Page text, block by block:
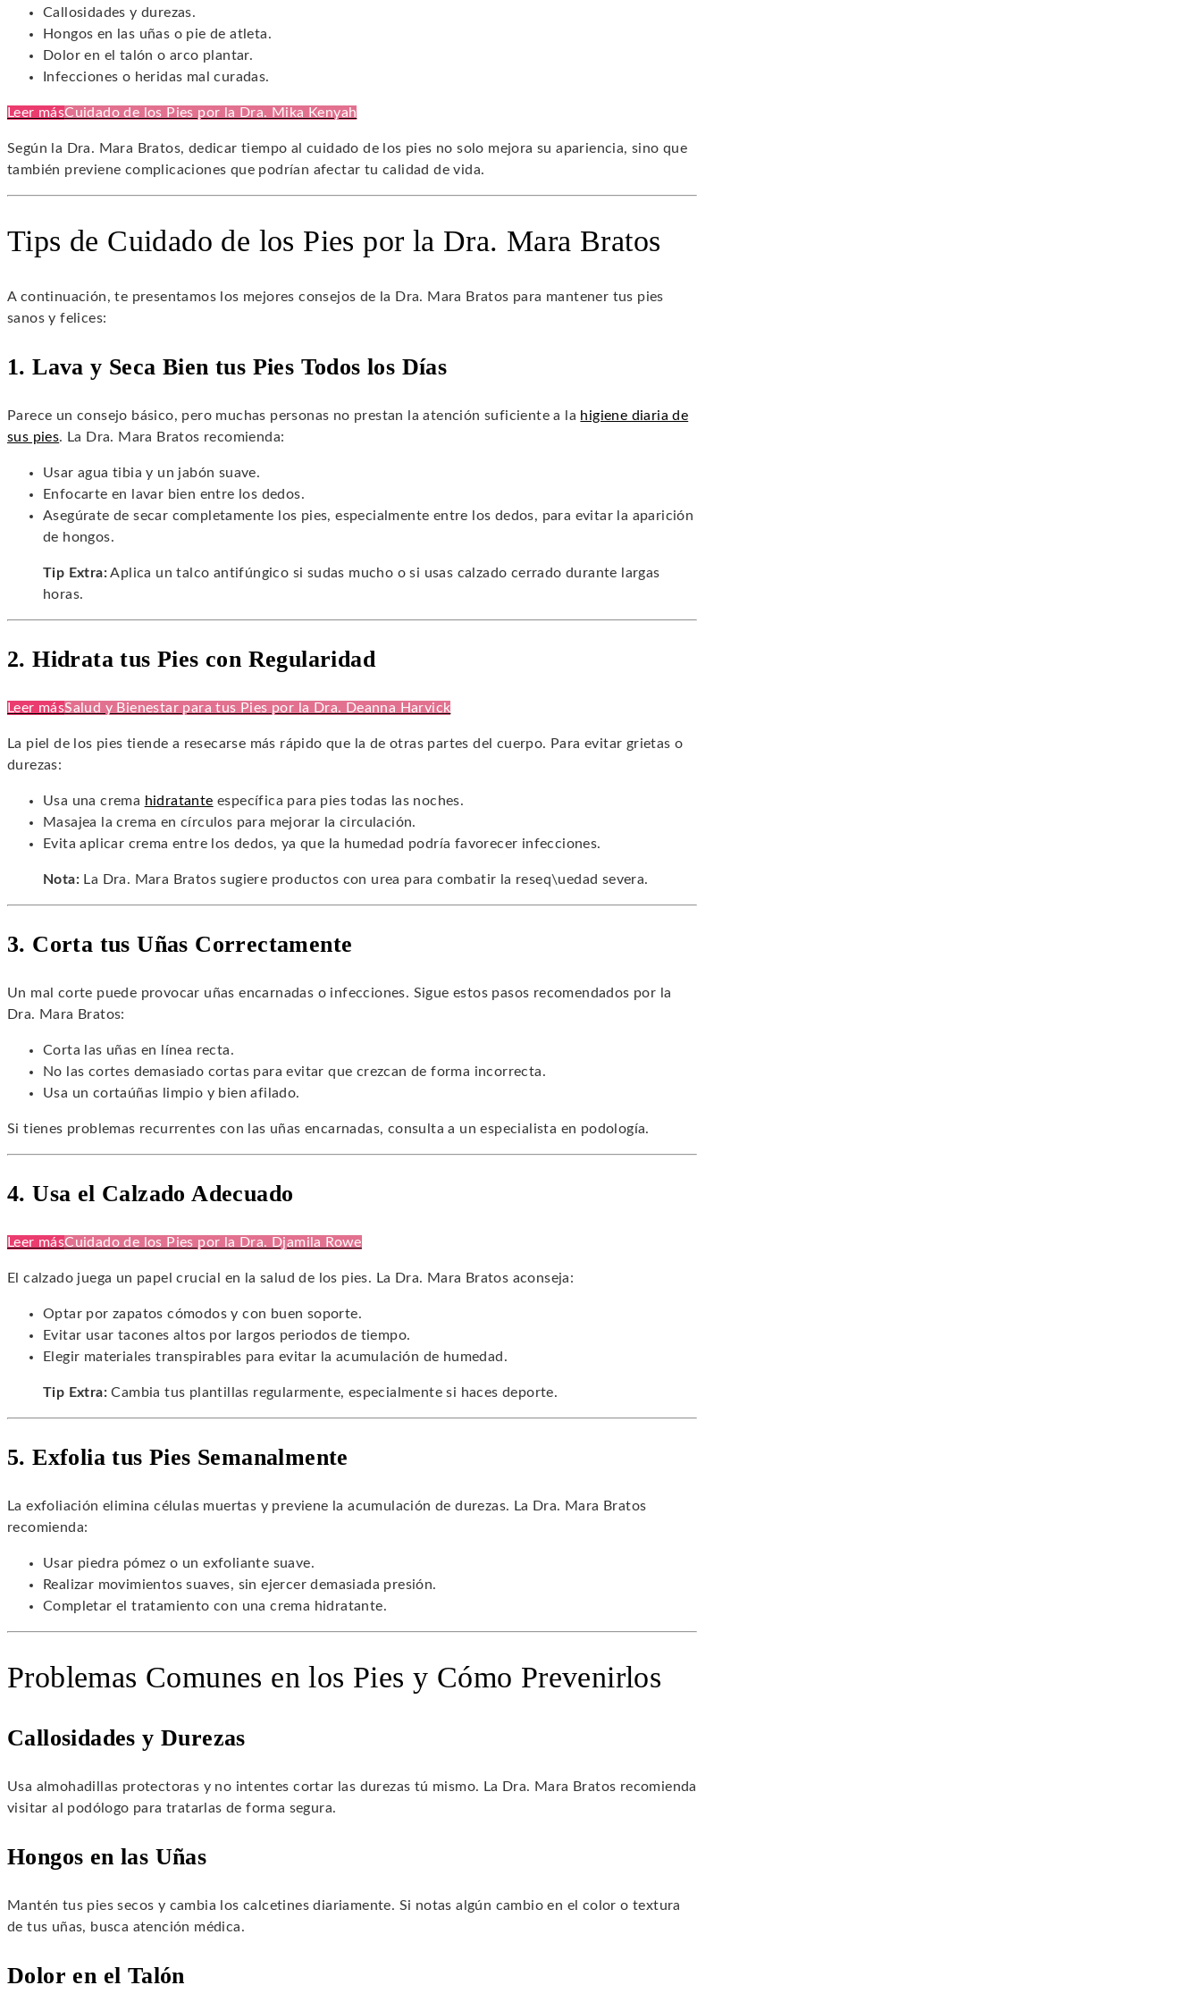
Callosidades y durezas.
Hongos en las uñas o pie de atleta.
Dolor en el talón o arco plantar.
Infecciones o heridas mal curadas.
Leer másCuidado de los Pies por la Dra. Mika Kenyah
Según la Dra. Mara Bratos, dedicar tiempo al cuidado de los pies no solo mejora su apariencia, sino que
también previene complicaciones que podrían afectar tu calidad de vida.
Tips de Cuidado de los Pies por la Dra. Mara Bratos
A continuación, te presentamos los mejores consejos de la Dra. Mara Bratos para mantener tus pies
sanos y felices:
1. Lava y Seca Bien tus Pies Todos los Días
Parece un consejo básico, pero muchas personas no prestan la atención suficiente a la higiene diaria de
sus pies. La Dra. Mara Bratos recomienda:
Usar agua tibia y un jabón suave.
Enfocarte en lavar bien entre los dedos.
Asegúrate de secar completamente los pies, especialmente entre los dedos, para evitar la aparición
de hongos.
Tip Extra:Aplica un talco antifúngico si sudas mucho o si usas calzado cerrado durante largas
horas.
2. Hidrata tus Pies con Regularidad
Leer másSalud y Bienestar para tus Pies por la Dra. Deanna Harvick
La piel de los pies tiende a resecarse más rápido que la de otras partes del cuerpo. Para evitar grietas o
durezas:
Usa una crema hidratante específica para pies todas las noches.
Masajea la crema en círculos para mejorar la circulación.
Evita aplicar crema entre los dedos, ya que la humedad podría favorecer infecciones.
Nota: La Dra. Mara Bratos sugiere productos con urea para combatir la reseq\uedad severa.
3. Corta tus Uñas Correctamente
Un mal corte puede provocar uñas encarnadas o infecciones. Sigue estos pasos recomendados por la
Dra. Mara Bratos:
Corta las uñas en línea recta.
No las cortes demasiado cortas para evitar que crezcan de forma incorrecta.
Usa un cortaúñas limpio y bien afilado.
Si tienes problemas recurrentes con las uñas encarnadas, consulta a un especialista en podología.
4. Usa el Calzado Adecuado
Leer másCuidado de los Pies por la Dra. Djamila Rowe
El calzado juega un papel crucial en la salud de los pies. La Dra. Mara Bratos aconseja:
Optar por zapatos cómodos y con buen soporte.
Evitar usar tacones altos por largos periodos de tiempo.
Elegir materiales transpirables para evitar la acumulación de humedad.
Tip Extra: Cambia tus plantillas regularmente, especialmente si haces deporte.
5. Exfolia tus Pies Semanalmente
La exfoliación elimina células muertas y previene la acumulación de durezas. La Dra. Mara Bratos
recomienda:
Usar piedra pómez o un exfoliante suave.
Realizar movimientos suaves, sin ejercer demasiada presión.
Completar el tratamiento con una crema hidratante.
Problemas Comunes en los Pies y Cómo Prevenirlos
Callosidades y Durezas
Usa almohadillas protectoras y no intentes cortar las durezas tú mismo. La Dra. Mara Bratos recomienda
visitar al podólogo para tratarlas de forma segura.
Hongos en las Uñas
Mantén tus pies secos y cambia los calcetines diariamente. Si notas algún cambio en el color o textura
de tus uñas, busca atención médica.
Dolor en el Talón